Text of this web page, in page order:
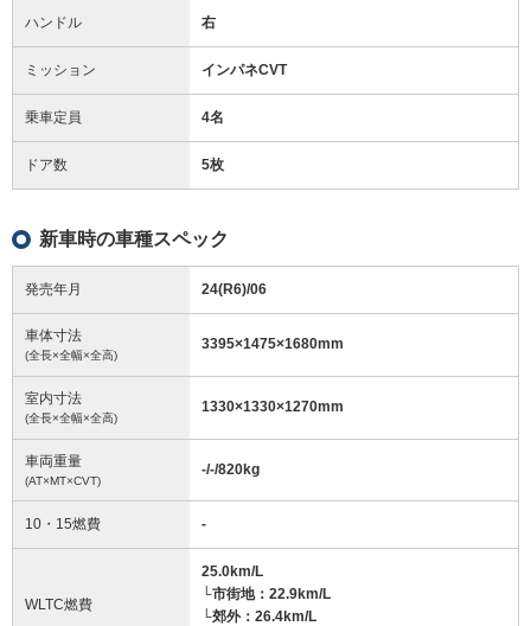
ハンドル 右
ミッション インパネCVT
乗車定員 4名
ドア数 5枚
新車時の車種スペック
発売年月 24(R6)/06
車体寸法
(全長×全幅×全高)
3395×1475×1680mm
室内寸法
(全長×全幅×全高)
1330×1330×1270mm
車両重量
(AT×MT×CVT)
-/-/820kg
10・15燃費 -
WLTC燃費
25.0km/L
└市街地：22.9km/L
└郊外：26.4km/L